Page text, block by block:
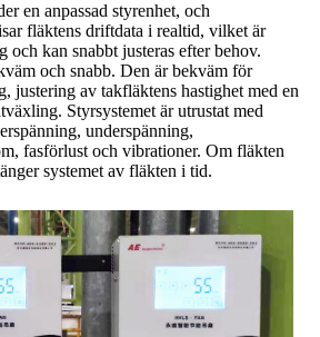
en anpassad styrenhet, och
fläktens driftdata i realtid, vilket är
kan snabbt justeras efter behov.
och snabb. Den är bekväm för
justering av takfläktens hastighet med en
Styrsystemet är utrustat med
underspänning,
fasförlust och vibrationer. Om fläkten
systemet av fläkten i tid.